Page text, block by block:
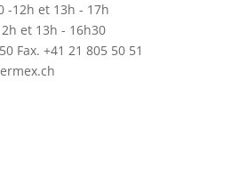
-12h et 13h - 17h
et 13h - 16h30
Fax. +41 21 805 50 51